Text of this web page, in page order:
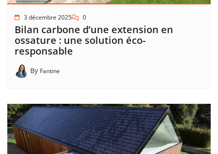
3 décembre 2025 0
Bilan carbone d’une extension en
ossature : une solution éco-
responsable
By Fantine